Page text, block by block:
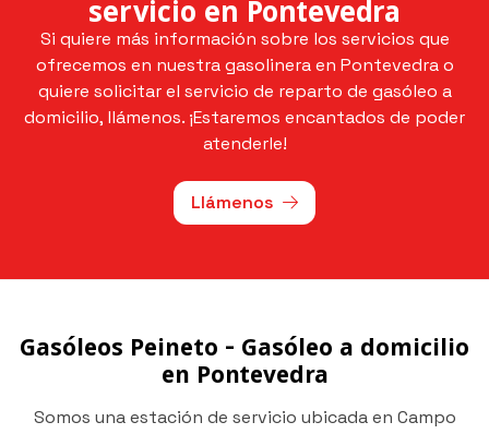
ofrecemos en nuestra gasolinera en Pontevedra o
quiere solicitar el servicio de reparto de gasóleo a
domicilio, llámenos. ¡Estaremos encantados de poder
atenderle!
Llámenos
Somos una estación de servicio ubicada en Campo
Lameiro (Pontevedra) especializada en la venta y
distribución de gasóleo a domicilio en toda la